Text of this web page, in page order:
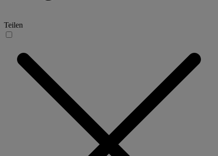
Teilen